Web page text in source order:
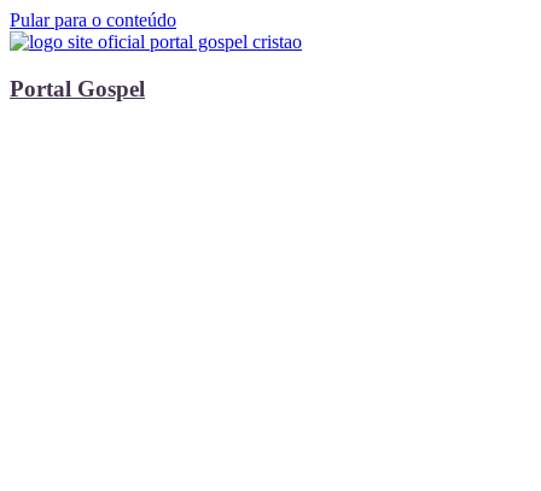
Pular para o conteúdo
Portal Gospel